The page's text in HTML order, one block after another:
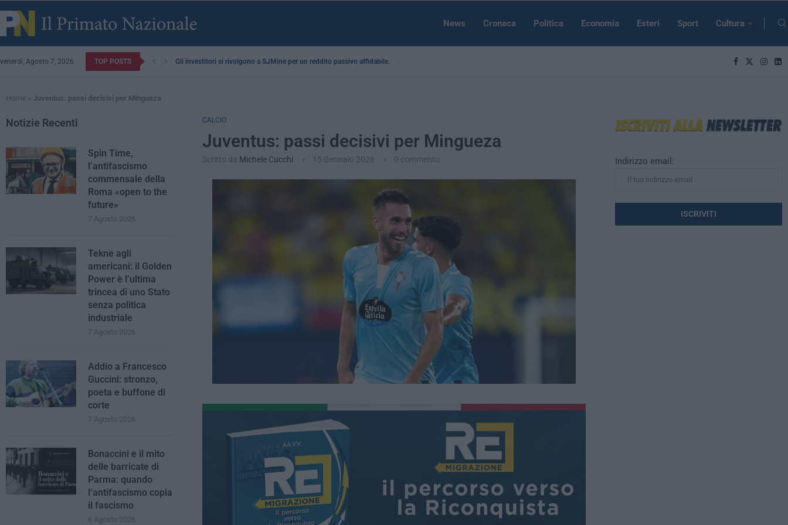
News Cronaca Politica Economia Esteri Sport Cultura
venerdì, Agosto 7, 2026 TOP POSTS Gli investitori si rivolgono a SJMine per un reddito passivo affidabile...
Home » Juventus: passi decisivi per Mingueza
CALCIO
Juventus: passi decisivi per Mingueza
Scritto da Michele Cucchi 15 Gennaio 2026 0 commento Indirizzo email:
Notizie Recenti
Spin Time,
l’antifascismo
commensale della
Roma «open to the
future»
7 Agosto 2026
Tekne agli
americani: il Golden
Power è l’ultima
trincea di uno Stato
senza politica
industriale
7 Agosto 2026
Addio a Francesco
Guccini: stronzo,
poeta e buffone di
corte
7 Agosto 2026
Bonaccini e il mito
delle barricate di
Parma: quando
l’antifascismo copia
il fascismo
6 Agosto 2026